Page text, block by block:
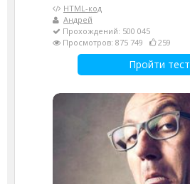
HTML-код
Андрей
Прохождений: 500 045
Просмотров: 875 749
259
Пройти тест